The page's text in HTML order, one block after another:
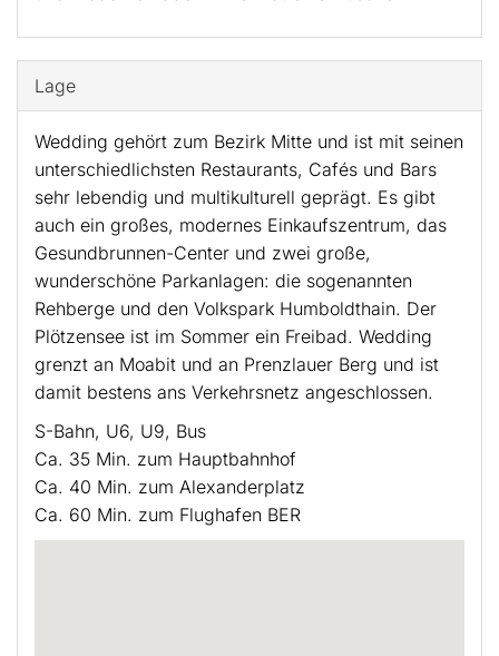
Lage
Wedding gehört zum Bezirk Mitte und ist mit seinen
unterschiedlichsten Restaurants, Cafés und Bars
sehr lebendig und multikulturell geprägt. Es gibt
auch ein großes, modernes Einkaufszentrum, das
Gesundbrunnen-Center und zwei große,
wunderschöne Parkanlagen: die sogenannten
Rehberge und den Volkspark Humboldthain. Der
Plötzensee ist im Sommer ein Freibad. Wedding
grenzt an Moabit und an Prenzlauer Berg und ist
damit bestens ans Verkehrsnetz angeschlossen.
S-Bahn, U6, U9, Bus
Ca. 35 Min. zum Hauptbahnhof
Ca. 40 Min. zum Alexanderplatz
Ca. 60 Min. zum Flughafen BER